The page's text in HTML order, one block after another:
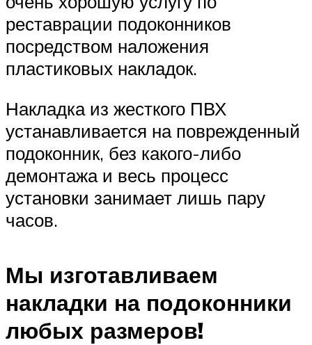
реставрации подоконников
посредством наложения
пластиковых накладок.
Накладка из жесткого ПВХ
устанавливается на поврежденный
подоконник, без какого-либо
демонтажа и весь процесс
установки занимает лишь пару
часов.
Мы изготавливаем
накладки на подоконники
любых размеров!